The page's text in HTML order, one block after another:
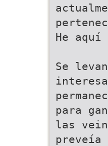
He aquí
Se
para
las